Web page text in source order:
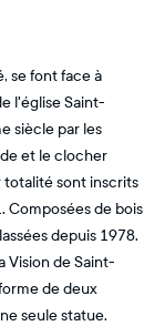
se font face à
l'église Saint-
siècle par les
et le clocher
totalité sont inscrits
Composées de bois
depuis 1978.
Vision de Saint-
de deux
seule statue.